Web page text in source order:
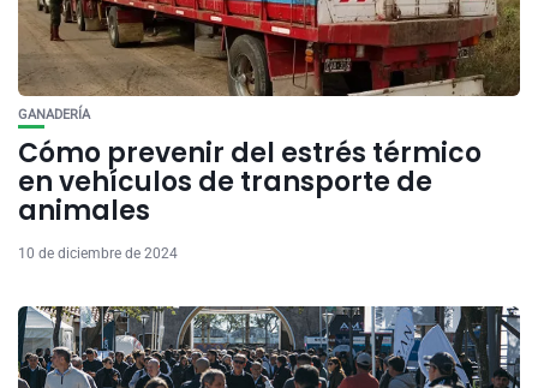
GANADERÍA
Cómo prevenir del estrés térmico
en vehículos de transporte de
animales
10 de diciembre de 2024